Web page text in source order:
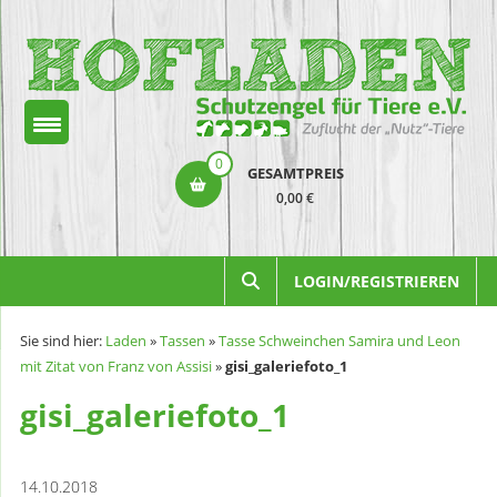
Inhalt
springen
Hofladen
Schutzengel
für
e.V.
0 GESAMTPREIS
0,00 €
LOGIN/REGISTRIEREN
Sie sind hier: Laden »Tassen »Tasse Schweinchen Samira und Leon
mit Zitat von Franz von Assisi»gisi_galeriefoto_1
gisi_galeriefoto_1
14.10.2018